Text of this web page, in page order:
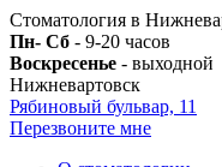
Стоматология в
Пн- Сб - 9-20 часов
Воскресенье - выходной
Нижневартовск
Рябиновый бульвар, 11
Перезвоните мне